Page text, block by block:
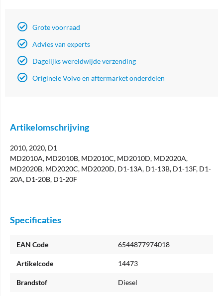
Grote voorraad
Advies van experts
Dagelijks wereldwijde verzending
Originele Volvo en aftermarket onderdelen
Artikelomschrijving
2010, 2020, D1
MD2010A, MD2010B, MD2010C, MD2010D, MD2020A,
MD2020B, MD2020C, MD2020D, D1-13A, D1-13B, D1-13F, D1-
20A, D1-20B, D1-20F
Specificaties
EAN Code 6544877974018
Artikelcode 14473
Brandstof Diesel